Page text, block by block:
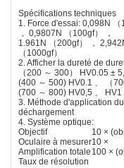
Spécifications techniques
1. Force d'essai: 0,098N （
， 0,9807N （100gf） ，
1.961N （200gf） ，
（1000gf）
2. Afficher la dureté de
（200 ～ 300） HV0.05 ±
(400 ～ 500) HV0.1 、 （
(700 ～ 800) HV0,5 、 HV1
3. Méthode d'application
déchargement
4. Système optique:
Objectif
10 ×
Oculaire à mesurer10 ×
Amplification totale 100 ×
Taux de résolution